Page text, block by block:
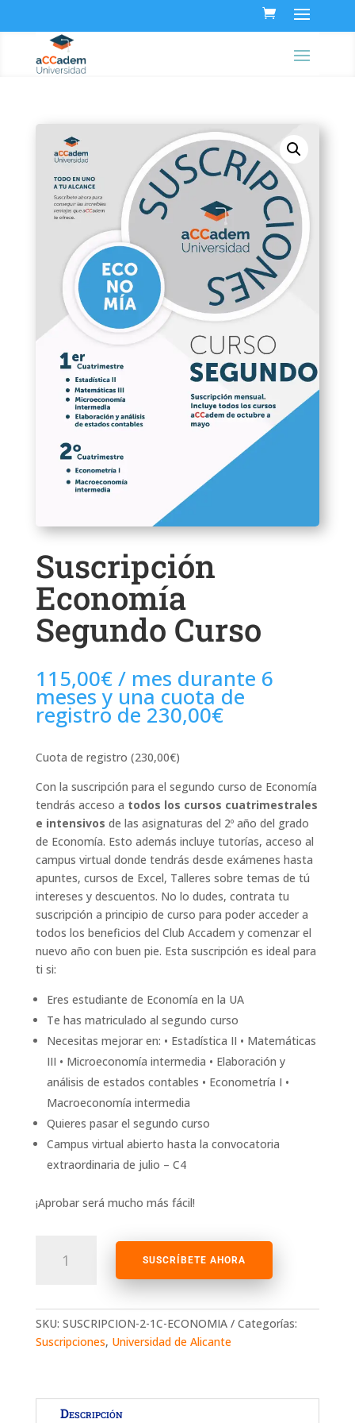
Suscripción
Economía
Segundo Curso
115,00€ / mes durante 6
meses y una cuota de
registro de 230,00€
Cuota de registro (230,00€)
Con la suscripción para el segundo curso de Economía
tendrás acceso a todos los cursos cuatrimestrales
e intensivos de las asignaturas del 2º año del grado
de Economía. Esto además incluye tutorías, acceso al
campus virtual donde tendrás desde exámenes hasta
apuntes, cursos de Excel, Talleres sobre temas de tú
intereses y descuentos. No lo dudes, contrata tu
suscripción a principio de curso para poder acceder a
todos los beneficios del Club Accadem y comenzar el
nuevo año con buen pie. Esta suscripción es ideal para
ti si:
Eres estudiante de Economía en la UA
Te has matriculado al segundo curso
Necesitas mejorar en: • Estadística II • Matemáticas
III • Microeconomía intermedia • Elaboración y
análisis de estados contables • Econometría I •
Macroeconomía intermedia
Quieres pasar el segundo curso
Campus virtual abierto hasta la convocatoria
extraordinaria de julio – C4
¡Aprobar será mucho más fácil!
Economía
cantidad
SUSCRÍBETE AHORA
SKU: SUSCRIPCION-2-1C-ECONOMIA
Categorías:
Suscripciones, Universidad de Alicante
Descripción